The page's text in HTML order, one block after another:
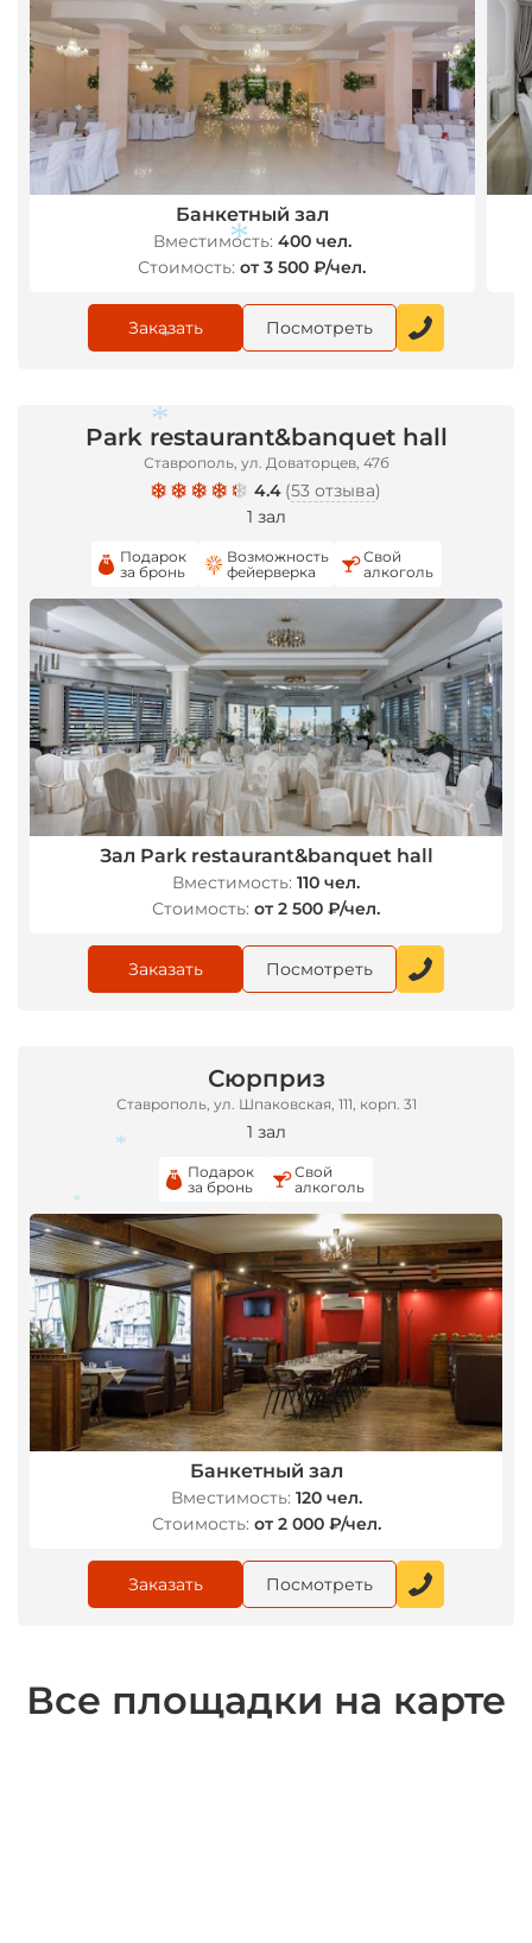
Банкетный зал
Вместимость: 400 чел.
Стоимость: от 3 500 ₽/чел.
Заказать Посмотреть
Park restaurant&banquet hall
Ставрополь, ул. Доваторцев, 47б
4.4 (53 отзыва)
1 зал
Подарок
за бронь
Возможность
фейерверка
Свой
алкоголь
Зал Park restaurant&banquet hall
Вместимость: 110 чел.
Стоимость: от 2 500 ₽/чел.
Заказать Посмотреть
Сюрприз
Ставрополь, ул. Шпаковская, 111, корп. 31
1 зал
Подарок
за бронь
Свой
алкоголь
Банкетный зал
Вместимость: 120 чел.
Стоимость: от 2 000 ₽/чел.
Заказать Посмотреть
Все площадки на карте
*
*
*